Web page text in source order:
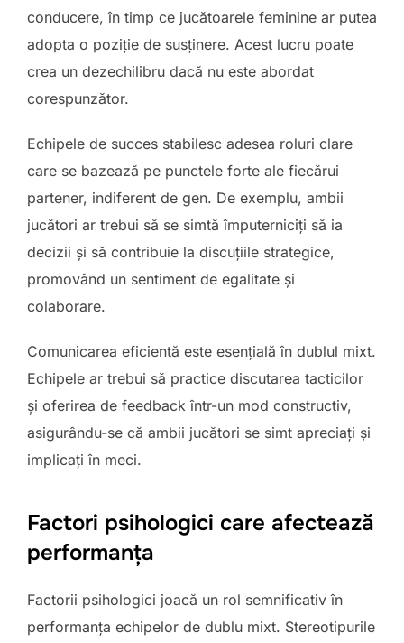
conducere, în timp ce jucătoarele feminine ar putea
adopta o poziție de susținere. Acest lucru poate
crea un dezechilibru dacă nu este abordat
corespunzător.
Echipele de succes stabilesc adesea roluri clare
care se bazează pe punctele forte ale fiecărui
partener, indiferent de gen. De exemplu, ambii
jucători ar trebui să se simtă împuterniciți să ia
decizii și să contribuie la discuțiile strategice,
promovând un sentiment de egalitate și
colaborare.
Comunicarea eficientă este esențială în dublul mixt.
Echipele ar trebui să practice discutarea tacticilor
și oferirea de feedback într-un mod constructiv,
asigurându-se că ambii jucători se simt apreciați și
implicați în meci.
Factori psihologici care afectează
performanța
Factorii psihologici joacă un rol semnificativ în
performanța echipelor de dublu mixt. Stereotipurile